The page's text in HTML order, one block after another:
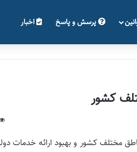
پرسش و پاسخ اخبار
کشور
مختلف کشور و بهبود ارائه خدمات